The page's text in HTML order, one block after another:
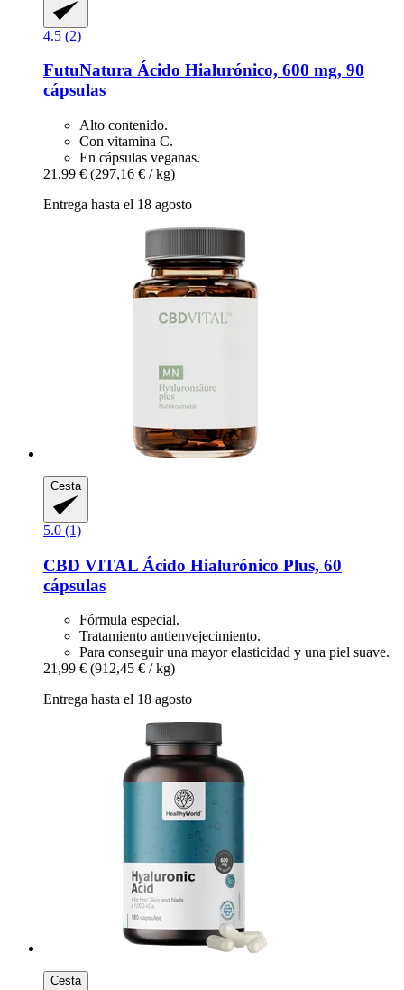
4.5 (2)
FutuNatura Ácido Hialurónico, 600 mg, 90
cápsulas
Alto contenido.
Con vitamina C.
En cápsulas veganas.
21,99 € (297,16 € / kg)
Entrega hasta el 18 agosto
Cesta
5.0 (1)
CBD VITAL Ácido Hialurónico Plus, 60
cápsulas
Fórmula especial.
Tratamiento antienvejecimiento.
Para conseguir una mayor elasticidad y una piel suave.
21,99 € (912,45 € / kg)
Entrega hasta el 18 agosto
Cesta